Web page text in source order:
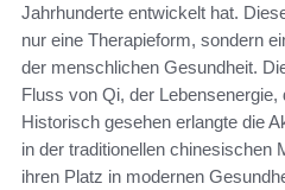
Jahrhunderte entwickelt hat.
nur eine Therapieform, sondern
der menschlichen Gesundheit.
Fluss von Qi, der
Historisch gesehen erlangte die
in der traditionellen chinesischen
ihren Platz in modernen